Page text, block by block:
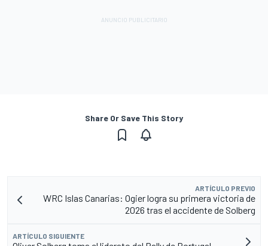
Share Or Save This Story
ARTÍCULO PREVIO
WRC Islas Canarias: Ogier logra su primera victoria de
2026 tras el accidente de Solberg
ARTÍCULO SIGUIENTE